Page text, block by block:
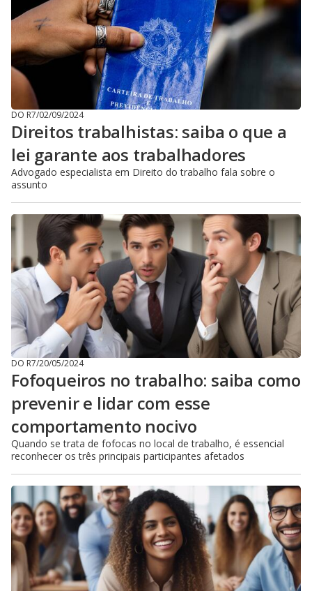
DO R7/02/09/2024
Direitos trabalhistas: saiba o que a
lei garante aos trabalhadores
Advogado especialista em Direito do trabalho fala sobre o
assunto
DO R7/20/05/2024
Fofoqueiros no trabalho: saiba como
prevenir e lidar com esse
comportamento nocivo
Quando se trata de fofocas no local de trabalho, é essencial
reconhecer os três principais participantes afetados